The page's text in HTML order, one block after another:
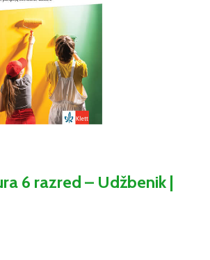
6 razred – Udžbenik |